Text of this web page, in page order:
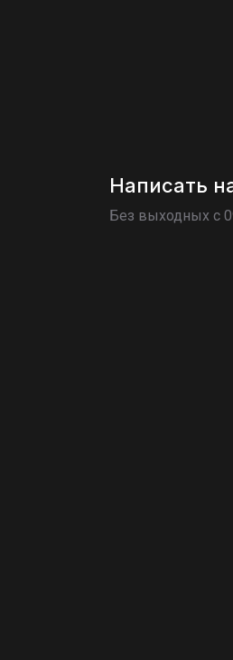
Написать
Без выходных c